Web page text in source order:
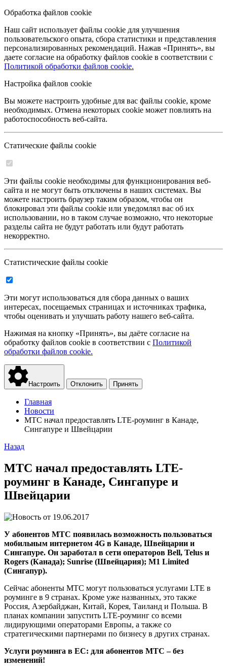
Обработка файлов cookie
Наш сайт использует файлы cookie для улучшения
пользовательского опыта, сбора статистики и представления
персонализированных рекомендаций. Нажав «Принять», вы
даете согласие на обработку файлов cookie в соответствии с
Политикой обработки файлов cookie.
Настройка файлов cookie
Вы можете настроить удобные для вас файлы cookie, кроме
необходимых. Отмена некоторых cookie может повлиять на
работоспособность веб-сайта.
Статические файлы cookie
Эти файлы cookie необходимы для функционирования веб-
сайта и не могут быть отключены в наших системах. Вы
можете настроить браузер таким образом, чтобы он
блокировал эти файлы cookie или уведомлял вас об их
использовании, но в таком случае возможно, что некоторые
разделы сайта не будут работать или будут работать
некорректно.
Статистические файлы cookie
Эти могут использоваться для сбора данных о ваших
интересах, посещаемых страницах и источниках трафика,
чтобы оценивать и улучшать работу нашего веб-сайта.
Нажимая на кнопку «Принять», вы даёте согласие на
обработку файлов cookie в соответствии с Политикой
обработки файлов cookie.
Настроить Отклонить Принять
Главная
Новости
МТС начал предоставлять LTE-роуминг в Канаде,
Сингапуре и Швейцарии
Назад
МТС начал предоставлять LTE-
роуминг в Канаде, Сингапуре и
Швейцарии
19.06.2017
У абонентов МТС появилась возможность пользоваться
мобильным интернетом 4G в Канаде, Швейцарии и
Сингапуре. Он заработал в сети операторов Bell, Telus и
Rogers (Канада); Sunrise (Швейцария); M1 Limited
(Сингапур).
Сейчас абоненты МТС могут пользоваться услугами LTE в
роуминге в 9 странах. Кроме уже названных, это также
Россия, Азербайджан, Китай, Корея, Таиланд и Польша. В
планах компании запустить LTE-роуминг со всеми
лидирующими операторами Европы, а также со
стратегическими партнерами по бизнесу в других странах.
Услуги роуминга в ЕС: для абонентов МТС – без
изменений!